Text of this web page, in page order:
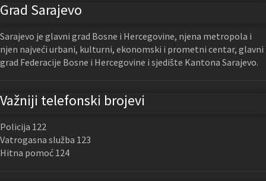
Grad Sarajevo
Sarajevo je glavni grad Bosne i Hercegovine, njena metropola i
njen najveći urbani, kulturni, ekonomski i prometni centar, glavni
grad Federacije Bosne i Hercegovine i sjedište Kantona Sarajevo.
Važniji telefonski brojevi
Policija 122
Vatrogasna služba 123
Hitna pomoć 124